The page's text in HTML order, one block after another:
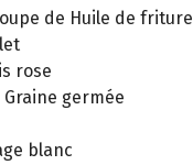
de Huile de friture
rose
germée
blanc